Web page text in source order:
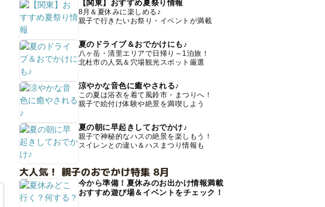
【関東】おすすめ夏祭り情報
8月＆夏休みに楽しめる♪
親子で行きたいお祭り・イベントが満載
夏のドライブ＆おでかけにも♪
八ヶ岳・清里エリアで日帰り～1泊旅！
北杜市の人気＆穴場観光スポット厳選
涼やかな音色に癒やされる♪
この夏は浴衣を着て風鈴市・まつりへ！
親子で絵付け体験や絶景を満喫しよう
夏の朝に早起きしておでかけ♪
親子で神秘的なハスの絶景を楽しもう！
スイレンとの違い＆ハスまつり情報も
大人気！ 親子のおでかけ特集 8月
今から準備！夏休みのお出かけ情報満載
おすすめ遊び場＆イベントをチェック！